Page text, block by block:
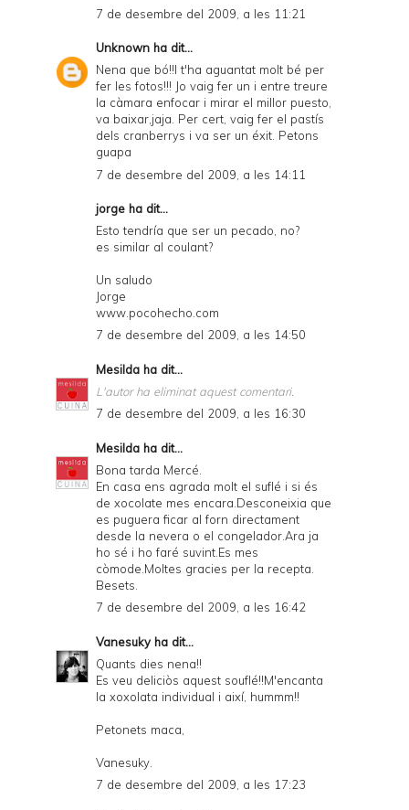
7 de desembre del 2009, a les 11:21
Unknown ha dit...
Nena que bó!!I t'ha aguantat molt bé per
fer les fotos!!! Jo vaig fer un i entre treure
la càmara enfocar i mirar el millor puesto,
va baixar,jaja. Per cert, vaig fer el pastís
dels cranberrys i va ser un éxit. Petons
guapa
7 de desembre del 2009, a les 14:11
jorge ha dit...
Esto tendría que ser un pecado, no?
es similar al coulant?
Un saludo
Jorge
www.pocohecho.com
7 de desembre del 2009, a les 14:50
Mesilda ha dit...
L'autor ha eliminat aquest comentari.
7 de desembre del 2009, a les 16:30
Mesilda ha dit...
Bona tarda Mercé.
En casa ens agrada molt el suflé i si és
de xocolate mes encara.Desconeixia que
es puguera ficar al forn directament
desde la nevera o el congelador.Ara ja
ho sé i ho faré suvint.Es mes
còmode.Moltes gracies per la recepta.
Besets.
7 de desembre del 2009, a les 16:42
Vanesukyha dit...
Quants dies nena!!
Es veu deliciòs aquest souflé!!M'encanta
la xoxolata individual i així, hummm!!
Petonets maca,
Vanesuky.
7 de desembre del 2009, a les 17:23